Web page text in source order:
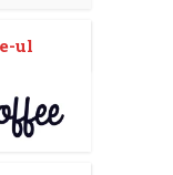
ul